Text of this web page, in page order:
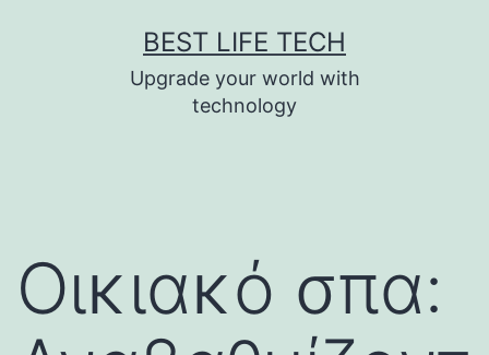
BEST LIFE TECH
Upgrade your world with
technology
Οικιακό σπα: